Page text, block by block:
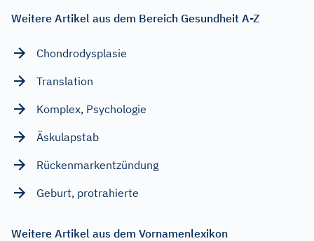
Weitere Artikel aus dem Bereich Gesundheit A-Z
Chondrodysplasie
Translation
Komplex, Psychologie
Äskulapstab
Rückenmarkentzündung
Geburt, protrahierte
Weitere Artikel aus dem Vornamenlexikon